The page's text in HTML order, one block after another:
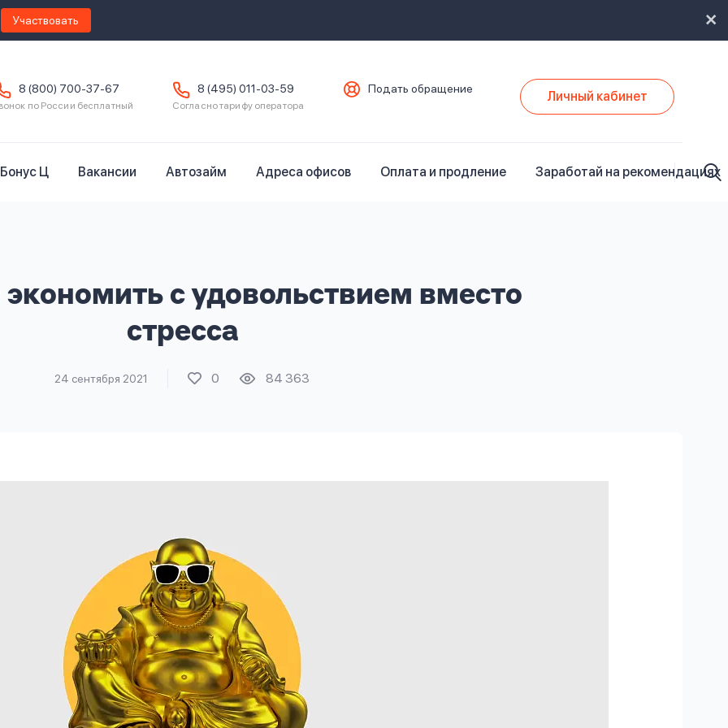
Участвовать
8 (800) 700-37-67
по России бесплатный
8 (495) 011-03-59
Согласно тарифу оператора
Подать обращение Личный кабинет
Бонус Ц Вакансии Автозайм Адреса офисов Оплата и продление Заработай на рекомендациях
экономить с удовольствием вместо
стресса
24 сентября 2021 0 84 363